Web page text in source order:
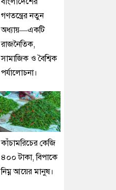
গণতন্ত্রের নতুন
অধ্যায়—একটি
রাজনৈতিক,
সামাজিক ও বৈশ্বিক
পর্যালোচনা।
কাঁচামরিচের কেজি
৪০০ টাকা, বিপাকে
নিম্ন আয়ের মানুষ।